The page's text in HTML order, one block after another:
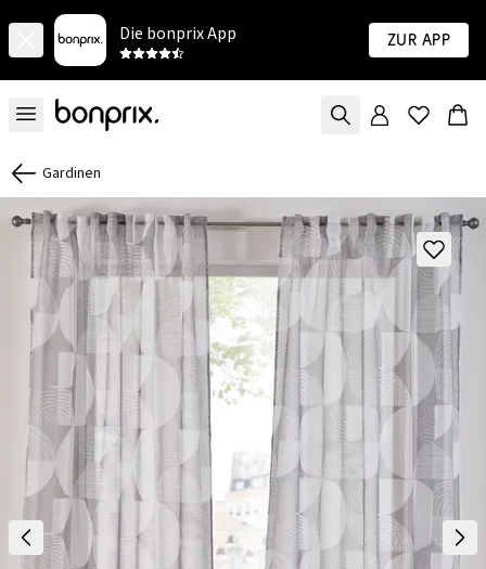
Die bonprix App Zur App
Gardinen